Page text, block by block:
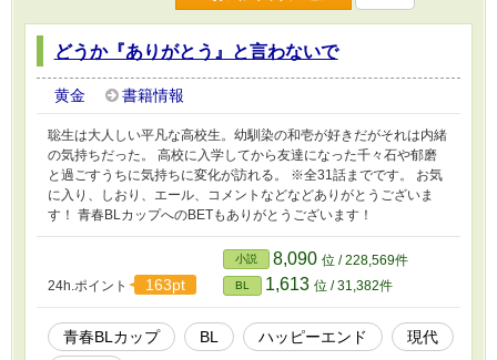
どうか『ありがとう』と言わないで
黄金 書籍情報
聡生は大人しい平凡な高校生。幼馴染の和壱が好きだがそれは内緒
の気持ちだった。 高校に入学してから友達になった千々石や郁磨
と過ごすうちに気持ちに変化が訪れる。 ※全31話までです。 お気
に入り、しおり、エール、コメントなどなどありがとうございま
す！ 青春BLカップへのBETもありがとうございます！
24h.ポイント 163pt
小説 8,090 位 / 228,569件
BL 1,613 位 / 31,382件
青春BLカップ​ BL ハッピーエンド
現代